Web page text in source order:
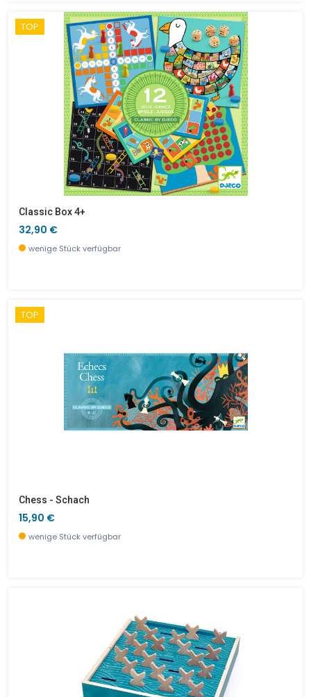
TOP
Classic Box 4+
32,90 €
wenige Stück verfügbar
TOP
Chess - Schach
15,90 €
wenige Stück verfügbar